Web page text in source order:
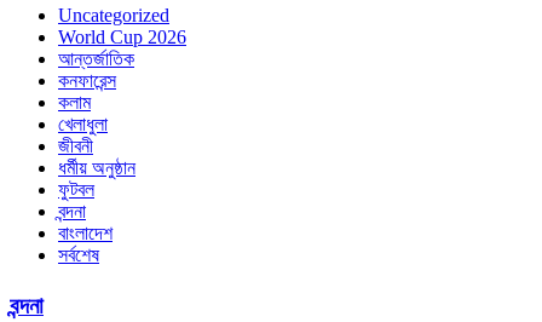
Uncategorized
World Cup 2026
আন্তর্জাতিক
কনফারেন্স
কলাম
খেলাধুলা
জীবনী
ধর্মীয় অনুষ্ঠান
ফুটবল
বন্দনা
বাংলাদেশ
সর্বশেষ
বন্দনা